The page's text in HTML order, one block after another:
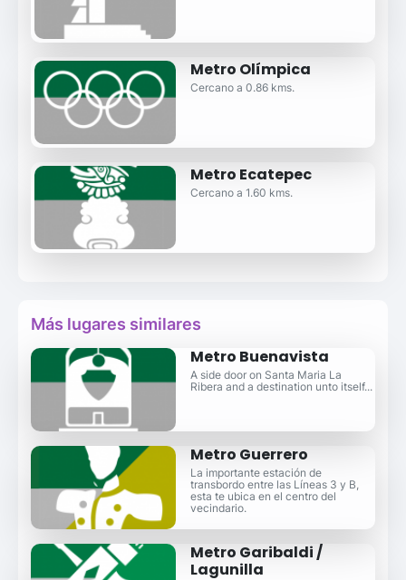
Metro Olímpica
Cercano a 0.86 kms.
Metro Ecatepec
Cercano a 1.60 kms.
Más lugares similares
Metro Buenavista
A side door on Santa Maria La
Ribera and a destination unto itself...
Metro Guerrero
La importante estación de
transbordo entre las Líneas 3 y B,
esta te ubica en el centro del
vecindario.
Metro Garibaldi /
Lagunilla